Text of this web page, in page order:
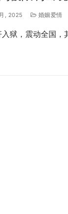
, 2025 婚姻爱情
狱，震动全国，